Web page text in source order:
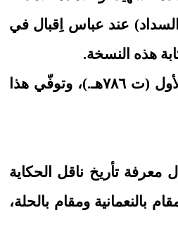
عند عباس اِقبال في
وهذا الإحتمال كلّه يرد بعدما عرفنا أن ناقل الحكاية هو زين الدين أبو الحسن علي بن الخازن الحائري المجاز من قبل الشهيد الأول (ت ٧٨٦هـ.)، وتوفّي هذا
تأريخ ناقل الحكاية
بالنعمانية ومقام بالحلة،